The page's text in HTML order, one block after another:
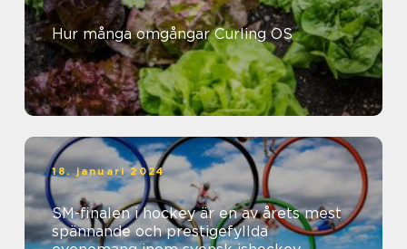
Hur många omgångar Curling OS
18. januari 2024
SM-finalen i hockey är en av årets mest
spännande och prestigefyllda